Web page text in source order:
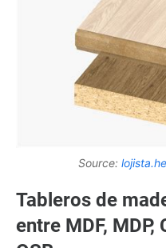
Source:
Tableros de
entre MDF,